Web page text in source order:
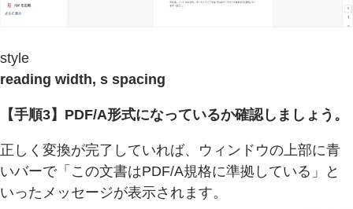
style
reading width, s spacing
【手順3】PDF/A形式になっているか確認しましょう。
正しく変換が完了していれば、ウィンドウの上部に青
いバーで「この文書はPDF/A規格に準拠している」と
いったメッセージが表示されます。